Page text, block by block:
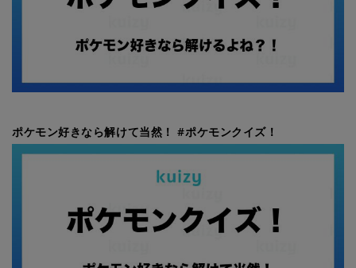
ポケモン好きなら解けて当然！ #ポケモンクイズ！